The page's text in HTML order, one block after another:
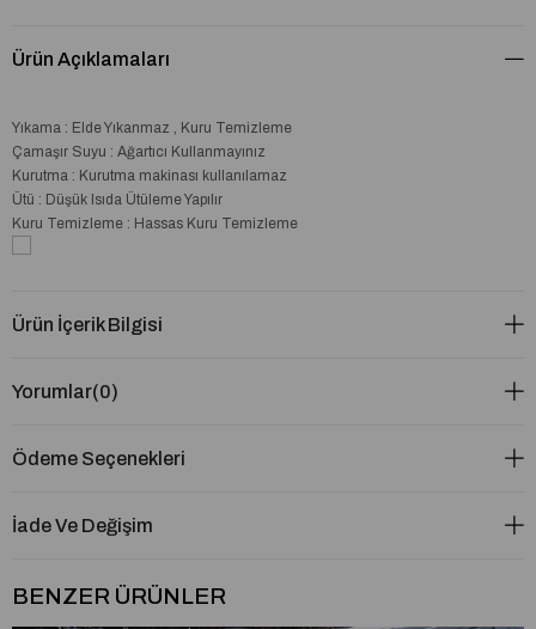
Ürün Açıklamaları
Yıkama : Elde Yıkanmaz , Kuru Temizleme
Çamaşır Suyu : Ağartıcı Kullanmayınız
Kurutma : Kurutma makinası kullanılamaz
Ütü : Düşük Isıda Ütüleme Yapılır
Kuru Temizleme : Hassas Kuru Temizleme
Ürün İçerik Bilgisi
Yorumlar(0)
Ödeme Seçenekleri
İade Ve Değişim
BENZER ÜRÜNLER